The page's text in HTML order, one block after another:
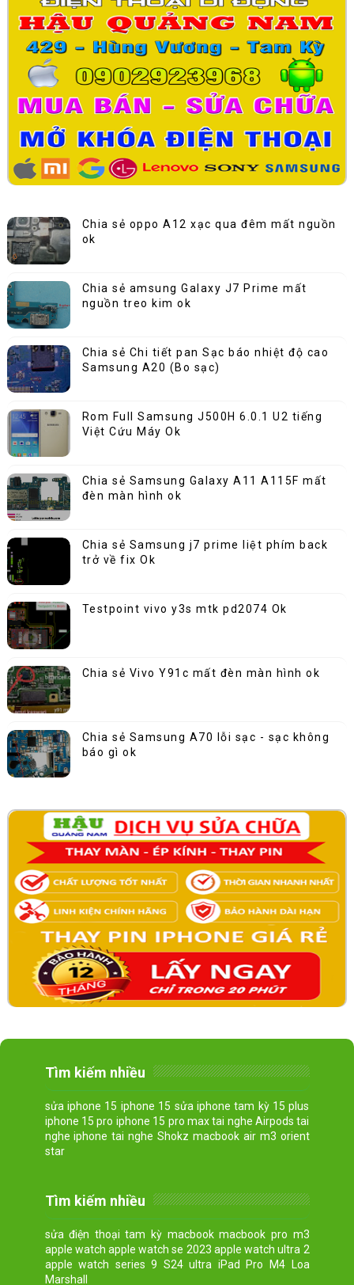
Chia sẻ oppo A12 xạc qua đêm mất nguồn
ok
Chia sẻ amsung Galaxy J7 Prime mất
nguồn treo kim ok
Chia sẻ Chi tiết pan Sạc báo nhiệt độ cao
Samsung A20 (Bo sạc)
Rom Full Samsung J500H 6.0.1 U2 tiếng
Việt Cứu Máy Ok
Chia sẻ Samsung Galaxy A11 A115F mất
đèn màn hình ok
Chia sẻ Samsung j7 prime liệt phím back
trở về fix Ok
Testpoint vivo y3s mtk pd2074 Ok
Chia sẻ Vivo Y91c mất đèn màn hình ok
Chia sẻ Samsung A70 lỗi sạc - sạc không
báo gì ok
Tìm kiếm nhiều
sửa iphone 15 iphone 15 sửa iphone tam kỳ 15 plus
iphone 15 pro iphone 15 pro max tai nghe Airpods tai
nghe iphone tai nghe Shokz macbook air m3 orient
star
Tìm kiếm nhiều
sửa điện thoại tam kỳ macbook macbook pro m3
apple watch apple watch se 2023 apple watch ultra 2
apple watch series 9 S24 ultra iPad Pro M4 Loa
Marshall